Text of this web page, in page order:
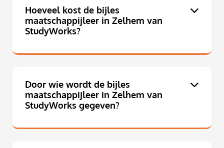
Hoeveel kost de bijles
maatschappijleer in Zelhem van
StudyWorks?
Door wie wordt de bijles
maatschappijleer in Zelhem van
StudyWorks gegeven?